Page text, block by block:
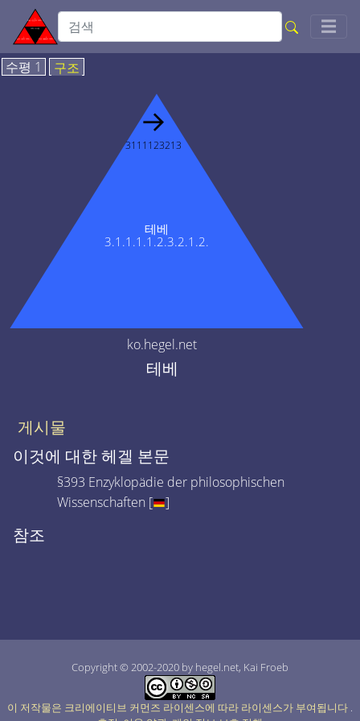
☰
수평 1 구조
테베
3.1.1.1.1.2.3.2.1.2.
→
3111123213
ko.hegel.net
테베
게시물
이것에 대한 헤겔 본문
§393 Enzyklopädie der philosophischen
Wissenschaften [
]
참조
Copyright © 2002-2020 by hegel.net, Kai Froeb
이 저작물은 크리에이티브 커먼즈 라이센스에 따라 라이센스가 부여됩니다 .